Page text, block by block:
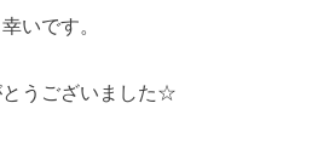
いです。
うございました☆